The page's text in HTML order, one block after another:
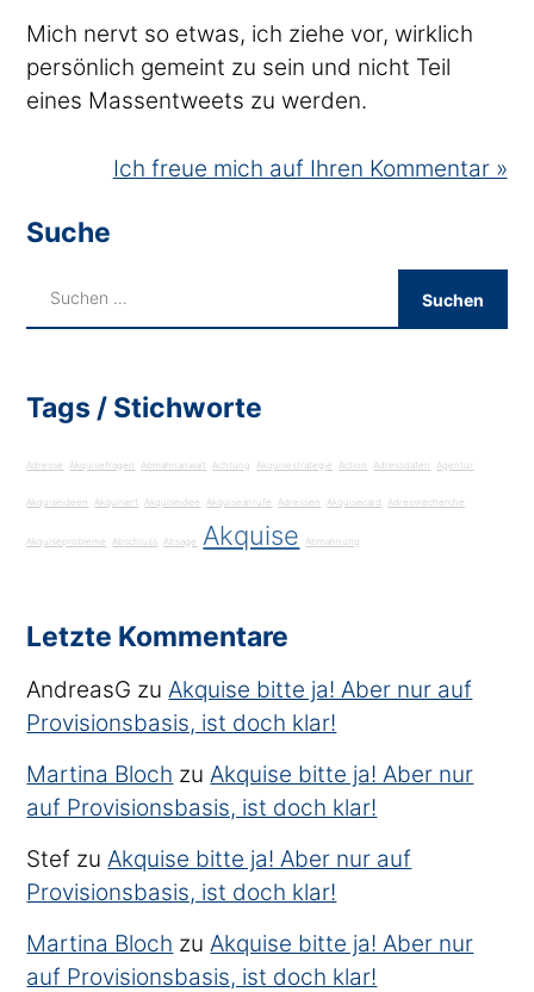
Mich nervt so etwas, ich ziehe vor, wirklich
persönlich gemeint zu sein und nicht Teil
eines Massentweets zu werden.
Ich freue mich auf Ihren Kommentar »
Suche
Tags / Stichworte
Adresse Akquisefragen Abmahnanwalt Achtung Akquisestrategie Action Adressdaten Agentur
Akquiseideen Akquiriert Akquiseidee Akquiseanrufe Adressen Akquisecard Adressrecherche
Akquiseprobleme Abschluss Absage Akquise Abmahnung
Letzte Kommentare
AndreasG zuAkquise bitte ja! Aber nur auf
Provisionsbasis, ist doch klar!
Martina Bloch zuAkquise bitte ja! Aber nur
auf Provisionsbasis, ist doch klar!
Stef zuAkquise bitte ja! Aber nur auf
Provisionsbasis, ist doch klar!
Martina Bloch zuAkquise bitte ja! Aber nur
auf Provisionsbasis, ist doch klar!